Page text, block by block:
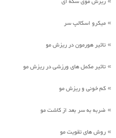
» میکرو اسکالپ سر
» تاثیر هورمون در ریزش مو
» تاثیر مکمل های ورزشی در ریزش مو
» کم خونی و ریزش مو
» ضربه به سر بعد از کاشت مو
» روش های تقویت مو